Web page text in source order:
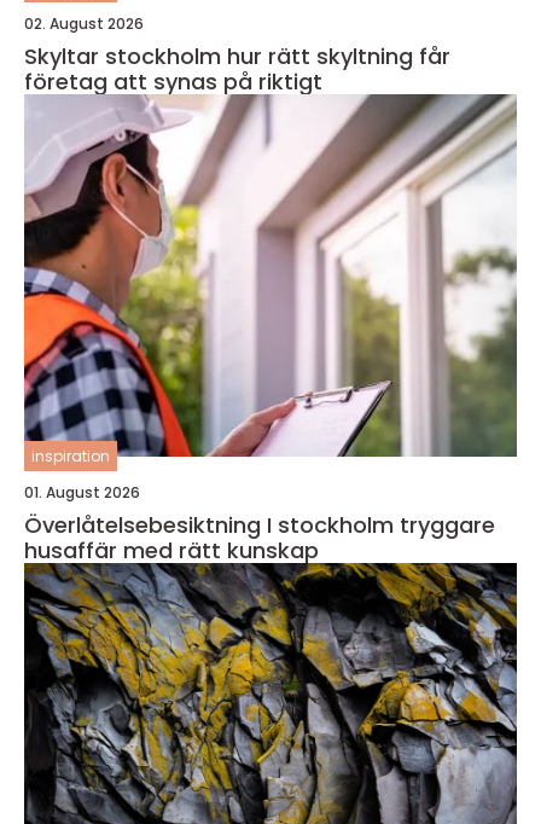
02. August 2026
Skyltar stockholm hur rätt skyltning får
företag att synas på riktigt
inspiration
01. August 2026
Överlåtelsebesiktning I stockholm tryggare
husaffär med rätt kunskap